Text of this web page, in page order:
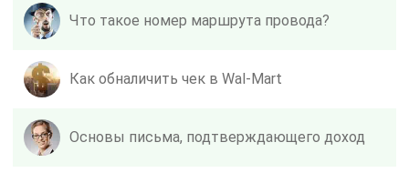
Что такое номер маршрута провода?
Как обналичить чек в Wal-Mart
Основы письма, подтверждающего доход